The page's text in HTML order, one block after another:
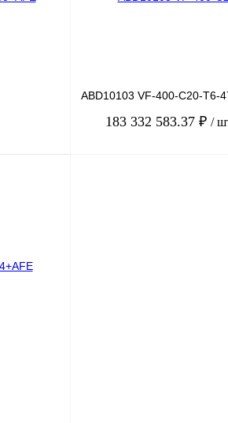
ABD10103 VF-400-C20-T6-
183 332 583.37 ₽ /